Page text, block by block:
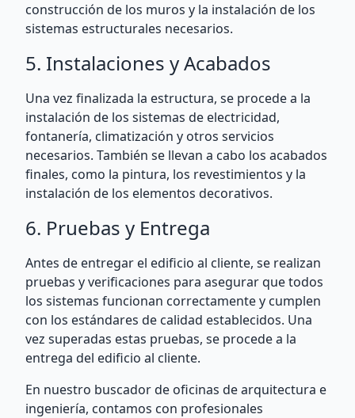
construcción de los muros y la instalación de los
sistemas estructurales necesarios.
5. Instalaciones y Acabados
Una vez finalizada la estructura, se procede a la
instalación de los sistemas de electricidad,
fontanería, climatización y otros servicios
necesarios. También se llevan a cabo los acabados
finales, como la pintura, los revestimientos y la
instalación de los elementos decorativos.
6. Pruebas y Entrega
Antes de entregar el edificio al cliente, se realizan
pruebas y verificaciones para asegurar que todos
los sistemas funcionan correctamente y cumplen
con los estándares de calidad establecidos. Una
vez superadas estas pruebas, se procede a la
entrega del edificio al cliente.
En nuestro buscador de oficinas de arquitectura e
ingeniería, contamos con profesionales